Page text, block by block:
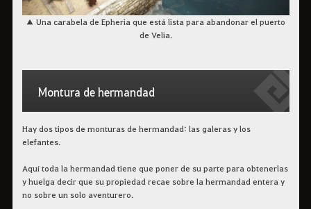
▲ Una carabela de Epheria que está lista para abandonar el puerto
de Velia.
Montura de hermandad
Hay dos tipos de monturas de hermandad: las galeras y los
elefantes.
Aquí toda la hermandad tiene que poner de su parte para obtenerlas
y huelga decir que su propiedad recae sobre la hermandad entera y
no sobre un solo aventurero.